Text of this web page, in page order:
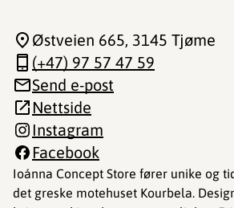
Ioánna Concept Store fører unike og
det greske motehuset Kourbela.
Østveien 665, 3145 Tjøme
(+47) 97 57 47 59
Send e-post
Nettside
Instagram
Facebook